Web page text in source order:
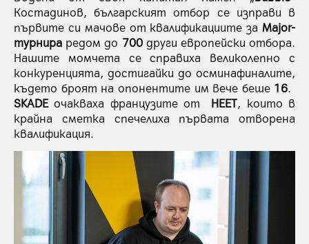
Костадинов, българският отбор се изправи в
първите си мачове от квалификациите за Major-
турнира редом до 700други европейски отбора.
Нашите момчета се справиха великолепно с
конкуренцията, достигайки до осминафиналите,
където броят на опонентите им вече беше 16.
SKADEочакваха французите от HEET, които в
крайна сметка спечелиха първата отворена
квалификация.